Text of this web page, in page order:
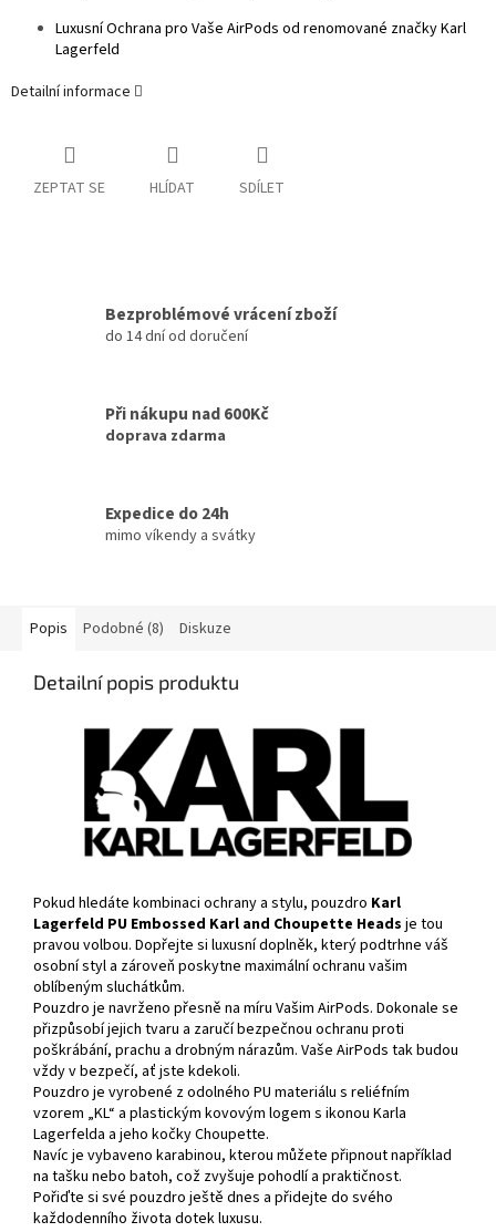
Luxusní Ochrana pro Vaše AirPods od renomované značky Karl
Lagerfeld
Detailní informace
ZEPTAT SE HLÍDAT SDÍLET
Bezproblémové vrácení zboží
do 14 dní od doručení
Při nákupu nad 600Kč
doprava zdarma
Expedice do 24h
mimo víkendy a svátky
Popis Podobné (8) Diskuze
Detailní popis produktu
Pokud hledáte kombinaci ochrany a stylu, pouzdro Karl
Lagerfeld PU Embossed Karl and Choupette Heads je tou
pravou volbou. Dopřejte si luxusní doplněk, který podtrhne váš
osobní styl a zároveň poskytne maximální ochranu vašim
oblíbeným sluchátkům.
Pouzdro je navrženo přesně na míru Vašim AirPods. Dokonale se
přizpůsobí jejich tvaru a zaručí bezpečnou ochranu proti
poškrábání, prachu a drobným nárazům. Vaše AirPods tak budou
vždy v bezpečí, ať jste kdekoli.
Pouzdro je vyrobené z odolného PU materiálu s reliéfním
vzorem „KL“ a plastickým kovovým logem s ikonou Karla
Lagerfelda a jeho kočky Choupette.
Navíc je vybaveno karabinou, kterou můžete připnout například
na tašku nebo batoh, což zvyšuje pohodlí a praktičnost.
Pořiďte si své pouzdro ještě dnes a přidejte do svého
každodenního života dotek luxusu.